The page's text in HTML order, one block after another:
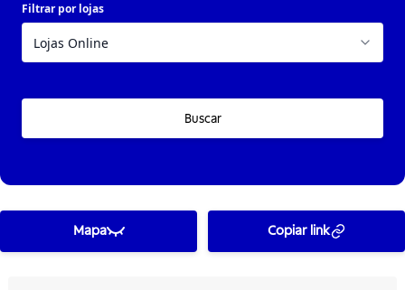
Filtrar por lojas
Buscar
Mapa Copiar link